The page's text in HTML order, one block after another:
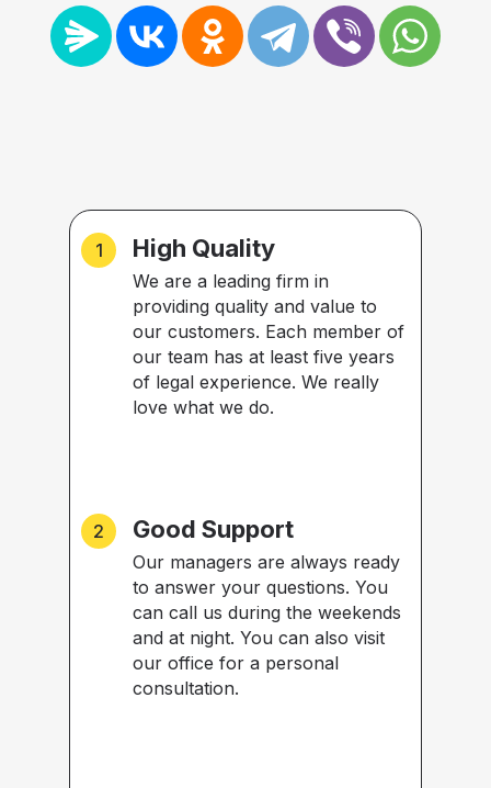
High Quality
We are a leading firm in
providing quality and value to
our customers. Each member of
our team has at least five years
of legal experience. We really
love what we do.
Good Support
Our managers are always ready
to answer your questions. You
can call us during the weekends
and at night. You can also visit
our office for a personal
consultation.